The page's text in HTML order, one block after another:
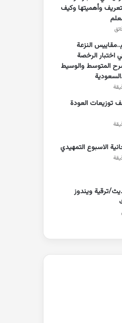
وأهميتها وكيف
النزعة
اختبار الرخصة
المتوسط والوسيط
توزيعات العودة
الاسبوع التمهيدي
ترقية ويندوز